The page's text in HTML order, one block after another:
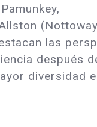
las
después
diversidad